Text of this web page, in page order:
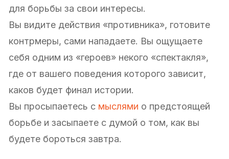
для борьбы за свои интересы.
Вы видите действия «противника», готовите
контрмеры, сами нападаете. Вы ощущаете
себя одним из «героев» некого «спектакля»,
где от вашего поведения которого зависит,
каков будет финал истории.
Вы просыпаетесь с мыслями о предстоящей
борьбе и засыпаете с думой о том, как вы
будете бороться завтра.